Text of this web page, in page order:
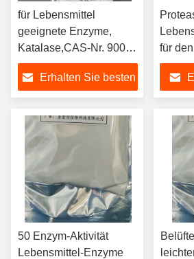
für Lebensmittel
geeignete Enzyme,
Katalase,CAS-Nr. 9001-
05-2,
Erhalten Sie besten
für
25C-
50 Enzym-Aktivität
Lebensmittel-Enzyme